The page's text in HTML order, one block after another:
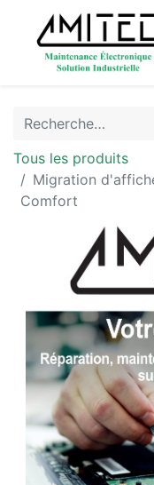
Tous les produits
Migration
Comfort